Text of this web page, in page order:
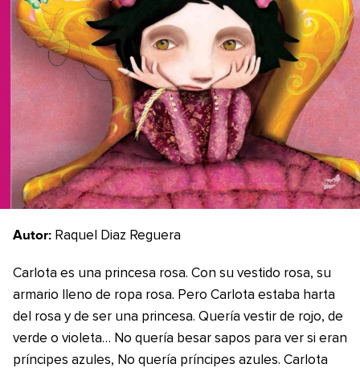
Autor: Raquel Diaz Reguera
Carlota es una princesa rosa. Con su vestido rosa, su
armario lleno de ropa rosa. Pero Carlota estaba harta
del rosa y de ser una princesa. Quería vestir de rojo, de
verde o violeta… No quería besar sapos para ver si eran
príncipes azules, No quería príncipes azules. Carlota